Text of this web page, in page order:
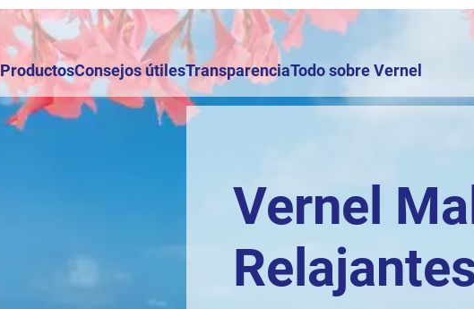
ProductosConsejos útilesTransparenciaTodo sobre Vernel
Vernel